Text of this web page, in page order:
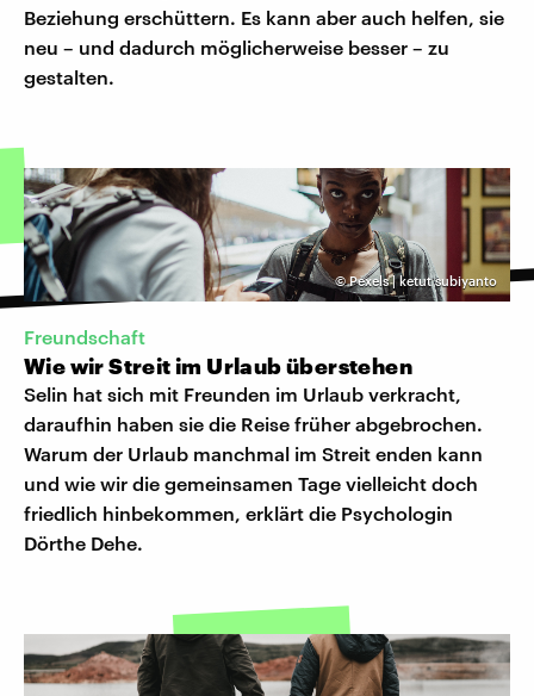
Beziehung erschüttern. Es kann aber auch helfen, sie
neu – und dadurch möglicherweise besser – zu
gestalten.
©Pexels | ketut subiyanto
Freundschaft
Wie wir Streit im Urlaub überstehen
Selin hat sich mit Freunden im Urlaub verkracht,
daraufhin haben sie die Reise früher abgebrochen.
Warum der Urlaub manchmal im Streit enden kann
und wie wir die gemeinsamen Tage vielleicht doch
friedlich hinbekommen, erklärt die Psychologin
Dörthe Dehe.